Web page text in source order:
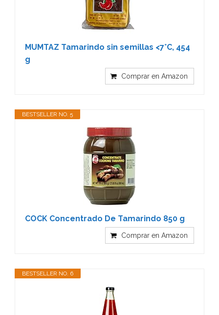
MUMTAZ Tamarindo sin semillas <7°C, 454
g
Comprar en Amazon
BESTSELLER NO. 5
COCK Concentrado De Tamarindo 850 g
Comprar en Amazon
BESTSELLER NO. 6